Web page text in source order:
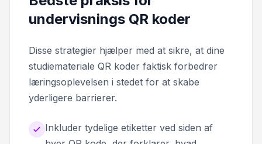
undervisnings QR koder
Disse strategier hjælper med at sikre, at dine
studiemateriale QR koder faktisk forbedrer
læringsoplevelsen i stedet for at skabe
yderligere barrierer.
Inkluder tydelige etiketter ved siden af